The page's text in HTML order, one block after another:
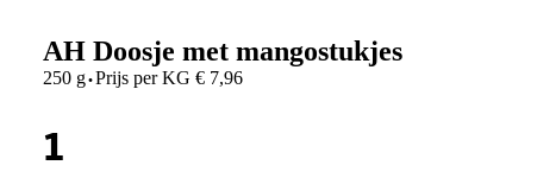
AH Doosje met mangostukjes
250 g·Prijs per KG € 7,96
1